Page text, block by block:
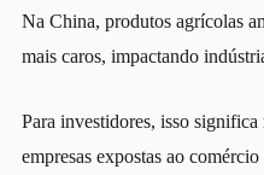
Na China, produtos agrícolas
mais caros, impactando
Para investidores, isso
empresas expostas ao